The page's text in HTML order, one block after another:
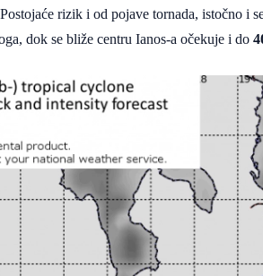
rizik i od pojave tornada, istočno i
dok se bliže centru Ianos-a očekuje i do